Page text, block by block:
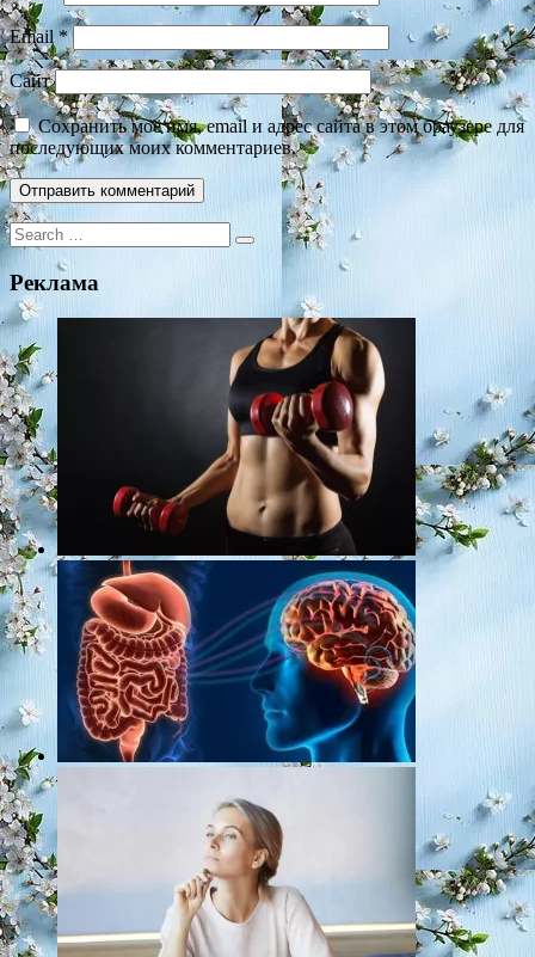
Email*
Сайт
Сохранить моё имя, email и адрес сайта в этом браузере для
последующих моих комментариев.
Search
for:
Реклама